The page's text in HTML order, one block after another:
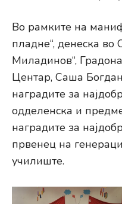
Во рамките на
пладне“, денеска
Миладинов“,
Центар, Саша
наградите за
одделенска и
наградите за
првенец на
училиште.